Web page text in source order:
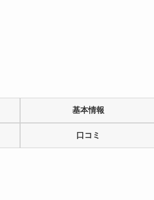
基本情報
口コミ